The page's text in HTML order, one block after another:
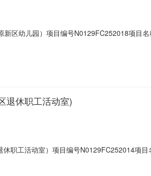
区幼儿园）项目编号N0129FC252018项目
退休职工活动室)
职工活动室）项目编号N0129FC252014项